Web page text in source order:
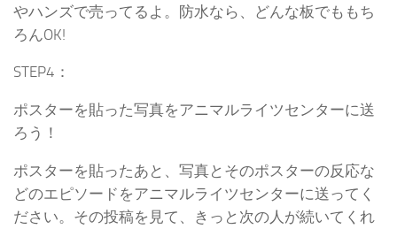
STEP4：
ポスターを貼った写真をアニマルライツセンターに送
ろう！
ポスターを貼ったあと、写真とそのポスターの反応な
どのエピソードをアニマルライツセンターに送ってく
ださい。その投稿を見て、きっと次の人が続いてくれ